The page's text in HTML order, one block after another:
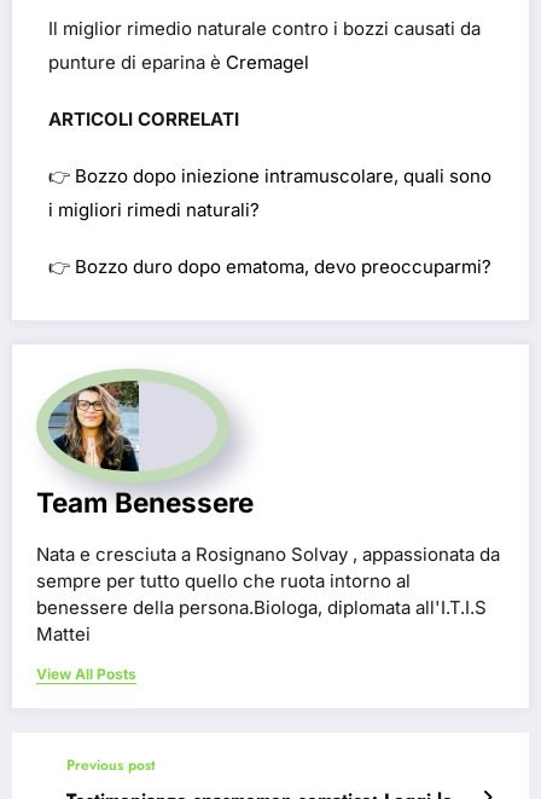
Il miglior rimedio naturale contro i bozzi causati da
punture di eparina è Cremagel
ARTICOLI CORRELATI
👉 Bozzo dopo iniezione intramuscolare, quali sono
i migliori rimedi naturali?
👉 Bozzo duro dopo ematoma, devo preoccuparmi?
Team Benessere
Nata e cresciuta a Rosignano Solvay , appassionata da
sempre per tutto quello che ruota intorno al
benessere della persona.Biologa, diplomata all'I.T.I.S
Mattei
View All Posts
Previous post